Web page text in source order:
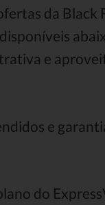
da Black
e
e
do